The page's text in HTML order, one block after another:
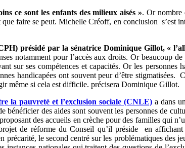
ce sont les enfants des milieux aisés ». Or nombre
faire se peut. Michelle Créoff, en conclusion s’est
présidé par la sénatrice Dominique Gillot, «
notamment pour l’accès aux droits. Or beaucoup
sur ses compétences et capacités. Or les
handicapées ont souvent peur d’être stigmatisées.
même si cela est difficile. précisera Dominique Gillot.
la pauvreté et l’exclusion sociale (CNLE) a dans
des aides sont souvent les personnes de
des accueils en crèche pour des familles qui
de réforme du Conseil qu’il préside en
le second centré sur les problématiques des